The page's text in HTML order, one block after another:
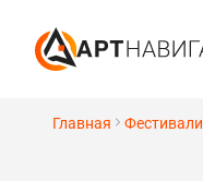
Главная Фестивали